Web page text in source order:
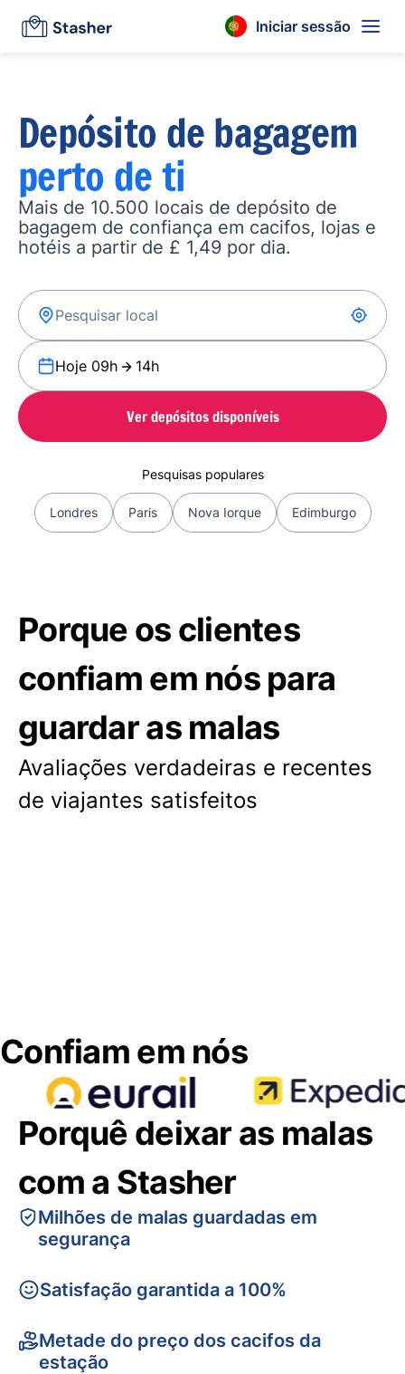
Iniciar sessão
Depósito de bagagem
perto de ti
Mais de 10.500 locais de depósito de
bagagem de confiança em cacifos, lojas e
hotéis a partir de £ 1,49 por dia.
Hoje 09h 14h
Ver depósitos disponíveis
Pesquisas populares
Londres Paris Nova Iorque Edimburgo
Porque os clientes
confiam em nós para
guardar as malas
Avaliações verdadeiras e recentes
de viajantes satisfeitos
Confiam em nós
Porquê deixar as malas
com a Stasher
Milhões de malas guardadas em
segurança
Satisfação garantida a 100%
Metade do preço dos cacifos da
estação